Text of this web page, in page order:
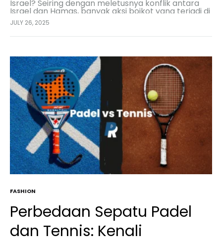
Israel? Seiring dengan meletusnya konflik antara
Israel dan Hamas, banyak aksi boikot yang terjadi di
Indonesia terhadap beberapa produk yang diduga
mendukung penjajahan di…
JULY 26, 2025
FASHION
Perbedaan Sepatu Padel
dan Tennis: Kenali